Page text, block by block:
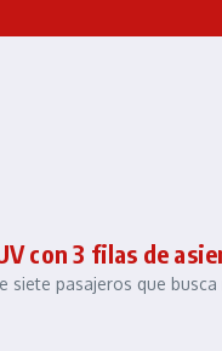
con 3 filas de
siete pasajeros que